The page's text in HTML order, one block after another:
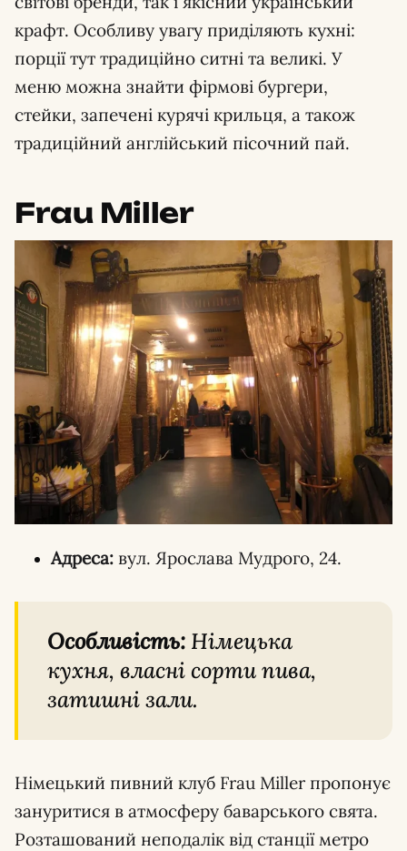
крафт. Особливу увагу приділяють кухні:
порції тут традиційно ситні та великі. У
меню можна знайти фірмові бургери,
стейки, запечені курячі крильця, а також
традиційний англійський пісочний пай.
Frau Miller
Адреса: вул. Ярослава Мудрого, 24.
Особливість: Німецька
кухня, власні сорти пива,
затишні зали.
Німецький пивний клуб Frau Miller пропонує
зануритися в атмосферу баварського свята.
Розташований неподалік від станції метро